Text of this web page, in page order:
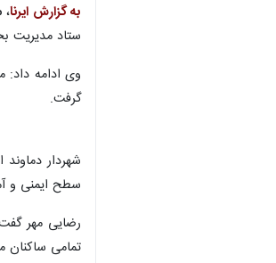
به گزارش ایرنا،
ستاد مدیریت
وی ادامه داد:
گرفت.
شهردار
سطح ایمنی و
رضایی مهر
تمامی ساکنان